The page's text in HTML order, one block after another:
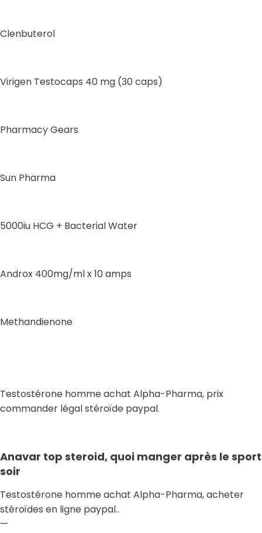
Clenbuterol
Virigen Testocaps 40 mg (30 caps)
Pharmacy Gears
Sun Pharma
5000iu HCG + Bacterial Water
Androx 400mg/ml x 10 amps
Methandienone
Testostérone homme achat Alpha-Pharma, prix
commander légal stéroïde paypal.
Anavar top steroid, quoi manger après le sport
soir
Testostérone homme achat Alpha-Pharma, acheter
stéroïdes en ligne paypal..
—